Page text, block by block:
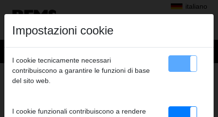
italiano
Prodotti>Filettare, scanalare> Pettini REMS> Pettini M 30, serie
Impostazioni cookie
I cookie tecnicamente necessari
contribuiscono a garantire le funzioni di base
del sito web.
I cookie funzionali contribuiscono a rendere